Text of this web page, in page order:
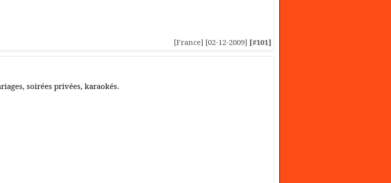
[France] [02-12-2009] [#101]
soirées privées, karaokés.